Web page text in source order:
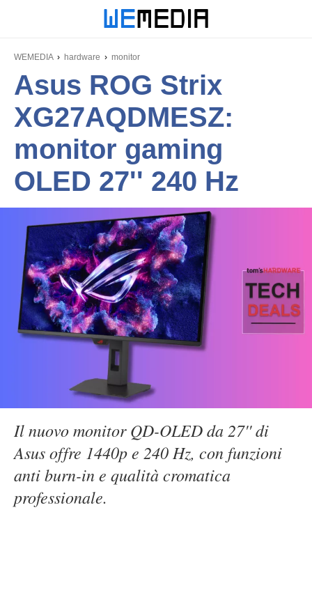
WEMEDIA hardware monitor
Asus ROG Strix
XG27AQDMESZ:
monitor gaming
OLED 27'' 240 Hz
Il nuovo monitor QD-OLED da 27'' di
Asus offre 1440p e 240 Hz, con funzioni
anti burn-in e qualità cromatica
professionale.